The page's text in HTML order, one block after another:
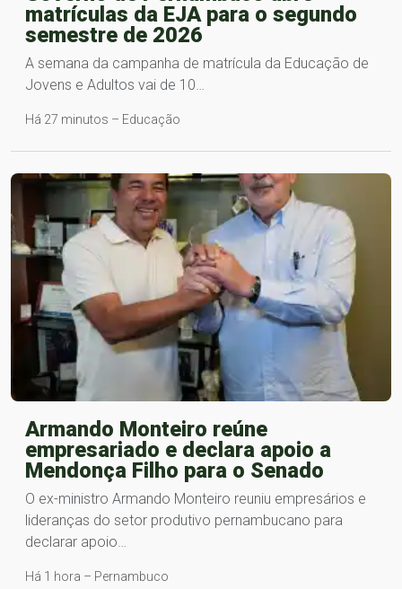
matrículas da EJA para o segundo
semestre de 2026
A semana da campanha de matrícula da Educação de
Jovens e Adultos vai de 10…
Há 27 minutos – Educação
Armando Monteiro reúne
empresariado e declara apoio a
Mendonça Filho para o Senado
O ex-ministro Armando Monteiro reuniu empresários e
lideranças do setor produtivo pernambucano para
declarar apoio…
Há 1 hora – Pernambuco